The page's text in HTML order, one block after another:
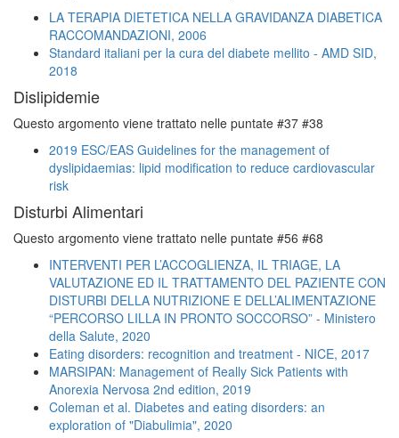
LA TERAPIA DIETETICA NELLA GRAVIDANZA DIABETICA
RACCOMANDAZIONI, 2006
Standard italiani per la cura del diabete mellito - AMD SID,
2018
Dislipidemie
Questo argomento viene trattato nelle puntate #37 #38
2019 ESC/EAS Guidelines for the management of
dyslipidaemias: lipid modification to reduce cardiovascular
risk
Disturbi Alimentari
Questo argomento viene trattato nelle puntate #56 #68
INTERVENTI PER L’ACCOGLIENZA, IL TRIAGE, LA
VALUTAZIONE ED IL TRATTAMENTO DEL PAZIENTE CON
DISTURBI DELLA NUTRIZIONE E DELL’ALIMENTAZIONE
“PERCORSO LILLA IN PRONTO SOCCORSO” - Ministero
della Salute, 2020
Eating disorders: recognition and treatment - NICE, 2017
MARSIPAN: Management of Really Sick Patients with
Anorexia Nervosa 2nd edition, 2019
Coleman et al. Diabetes and eating disorders: an
exploration of "Diabulimia", 2020